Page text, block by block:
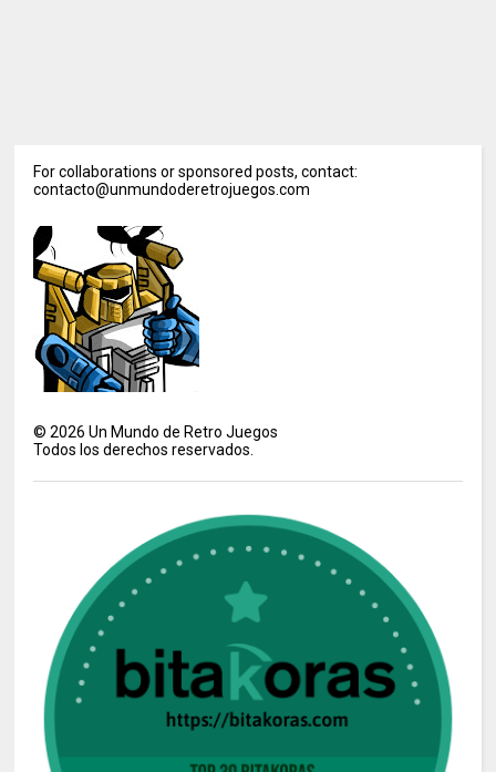
For collaborations or sponsored posts, contact:
contacto@unmundoderetrojuegos.com
©2026 Un Mundo de Retro Juegos
Todos los derechos reservados.